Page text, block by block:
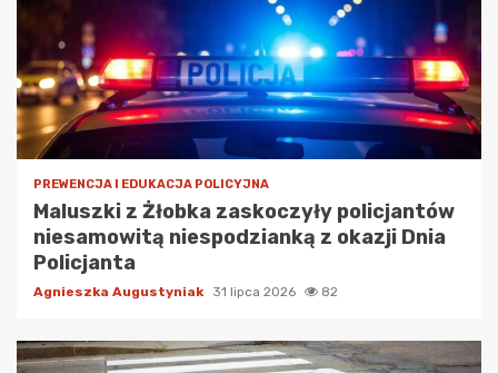
PREWENCJA I EDUKACJA POLICYJNA
Maluszki z Żłobka zaskoczyły policjantów
niesamowitą niespodzianką z okazji Dnia
Policjanta
Agnieszka Augustyniak 31 lipca 2026 82